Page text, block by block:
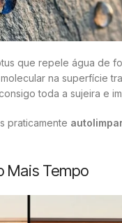
que repele água de
na superfície
toda a sujeira e
praticamente
Mais Tempo